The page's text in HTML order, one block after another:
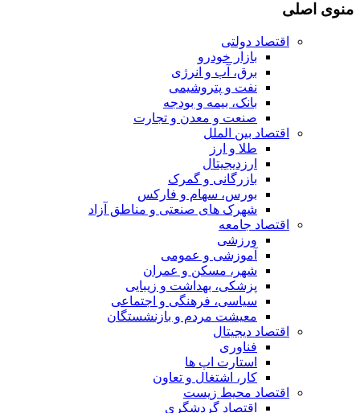
منوی اصلی
اقتصاد دولتی
بازار خودرو
برق، آب و انرژی
نفت و پتروشیمی
بانک، بیمه و بودجه
صنعت و معدن و تجارت
اقتصاد بین الملل
طلا و ارز
ارزدیجیتال
بازرگانی و گمرک
بورس، سهام و فارکس
شهرک های صنعتی و مناطق آزاد
اقتصاد جامعه
ورزشی
آموزشی و عمومی
شهر، مسکن و عمران
پزشکی، بهداشت و زیبایی
سیاسی، فرهنگی و اجتماعی
معیشت مردم و بازنشستگان
اقتصاد دیجیتال
فناوری
استارت اپ ها
کار، اشتغال و تعاون
اقتصاد محیط زیست
اقتصاد گردشگری